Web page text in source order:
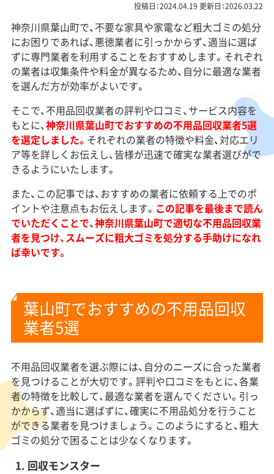
投稿日：2024.04.19 更新日：2026.03.22
神奈川県葉山町で、不要な家具や家電など粗大ゴミの処分
にお困りであれば、悪徳業者に引っかからず、適当に選ば
ずに専門業者を利用することをおすすめします。それぞれ
の業者は収集条件や料金が異なるため、自分に最適な業者
を選んだ方が効率がよいです。
そこで、不用品回収業者の評判や口コミ、サービス内容を
もとに、神奈川県葉山町でおすすめの不用品回収業者5選
を選定しました。 それぞれの業者の特徴や料金、対応エリ
ア等を詳しくお伝えし、皆様が迅速で確実な業者選びがで
きるようにいたします。
また、この記事では、おすすめの業者に依頼する上でのポ
イントや注意点もお伝えします。 この記事を最後まで読ん
でいただくことで、神奈川県葉山町で適切な不用品回収業
者を見つけ、スムーズに粗大ゴミを処分する手助けになれ
ば幸いです。
葉山町でおすすめの不用品回収
業者5選
不用品回収業者を選ぶ際には、自分のニーズに合った業者
を見つけることが大切です。評判や口コミをもとに、各業
者の特徴を比較して、最適な業者を選んでください。引っ
かからず、適当に選ばずに、確実に不用品処分を行うこと
ができる業者を見つけましょう。このようにすると、粗大
ゴミの処分で困ることは少なくなります。
回収モンスター